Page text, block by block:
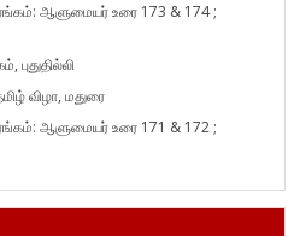
ஆளுமையர் உரை 173 & 174 ;
விழா, மதுரை
ஆளுமையர் உரை 171 & 172 ;